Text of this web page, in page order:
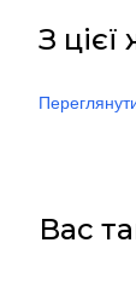
З цієї
Вас